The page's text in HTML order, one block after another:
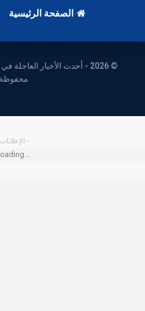
الصفحة الرئيسية
© 2026 - أحدث الأخبار
- الإعلانات -